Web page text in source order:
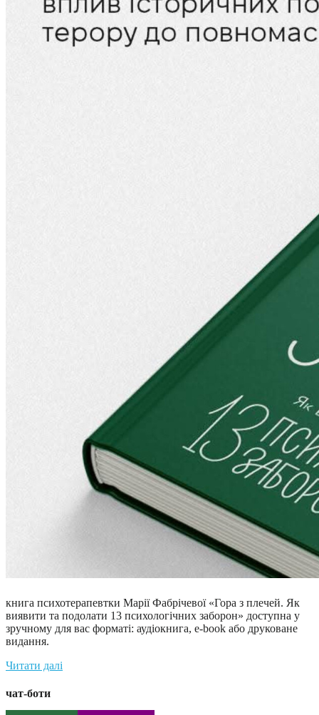
книга психотерапевтки Марії Фабрічевої «Гора з плечей. Як
виявити та подолати 13 психологічних заборон» доступна у
зручному для вас форматі: аудіокнига, e-book або друковане
видання.
Читати далі
чат-боти